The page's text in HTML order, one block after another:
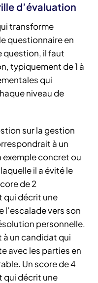
d’évaluation
transforme
questionnaire en
question, il faut
typiquement de 1 à
qui
niveau de
sur la gestion
à un
exemple concret ou
il a évité le
de 2
qui décrit une
vers son
personnelle.
à un candidat qui
avec les parties en
Un score de 4
qui décrit une